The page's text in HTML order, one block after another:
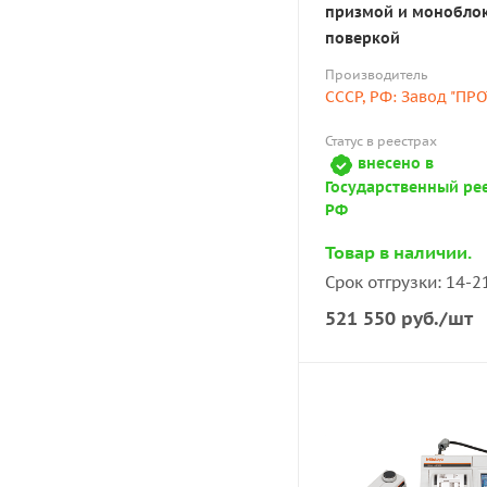
призмой и
поверкой
Производитель
СССР, РФ: Завод
Статус в реестрах
внесено в
Государственный
РФ
Товар в наличии.
Срок отгрузки: 14-
521 550 руб./шт